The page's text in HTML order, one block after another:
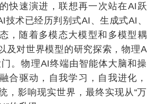
速演进，联想再一次站在AI跃
技术已经历判别式AI、生成式AI、
，随着多模态大模型和多模型耦
及对世界模型的研究探索，物理A
。物理AI终端由智能体大脑和操
合驱动，自我学习，自我进化，
，影响现实世界，最终实现从“万